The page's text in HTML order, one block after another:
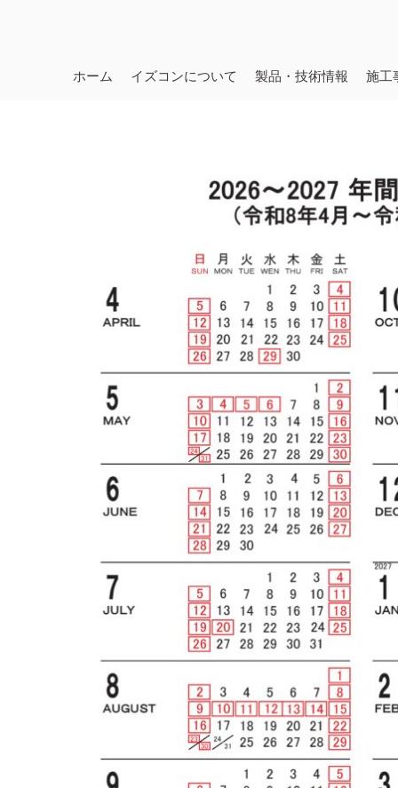
ホーム イズコンについて 製品・技術情報 施工